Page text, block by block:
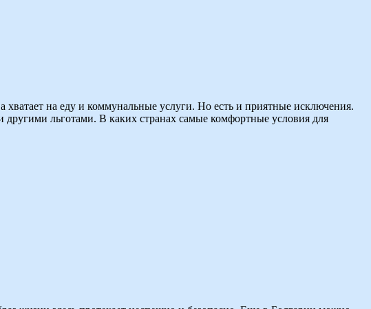
на еду и коммунальные услуги. Но есть и приятные исключения.
льготами. В каких странах самые комфортные условия для